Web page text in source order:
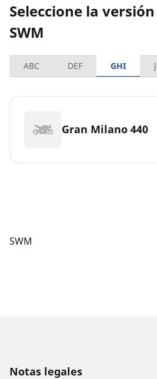
Seleccione la
SWM
ABC DEF GHI
Gran Milano 440
SWM
Notas legales